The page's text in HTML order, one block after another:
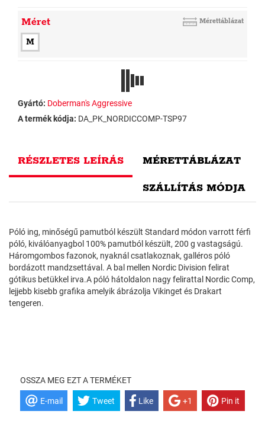
Méret Mérettáblázat
M
Gyártó: Doberman's Aggressive
A termék kódja: DA_PK_NORDICCOMP-TSP97
RÉSZLETES LEÍRÁS MÉRETTÁBLÁZAT
SZÁLLÍTÁS MÓDJA
Póló ing, minőségű pamutból készült Standard módon varrott férfi
póló, kiválóanyagbol 100% pamutból készült, 200 g vastagságú.
Háromgombos fazonok, nyaknál csatlakoznak, galléros póló
bordázott mandzsettával. A bal mellen Nordic Division felirat
gótikus betükkel irva.A póló hátoldalon nagy felirattal Nordic Comp,
lejjebb kisebb grafika amelyik ábrázolja Vikinget és Drakart
tengeren.
OSSZA MEG EZT A TERMÉKET
E-mail Tweet Like +1 Pin it